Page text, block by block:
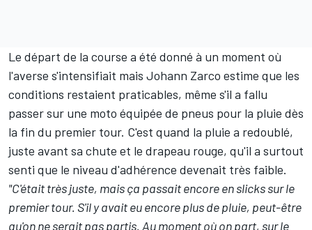
Le départ de la course a été donné à un moment où
l'averse s'intensifiait mais Johann Zarco estime que les
conditions restaient praticables, même s'il a fallu
passer sur une moto équipée de pneus pour la pluie dès
la fin du premier tour. C'est quand la pluie a redoublé,
juste avant sa chute et le drapeau rouge, qu'il a surtout
senti que le niveau d'adhérence devenait très faible.
"C'était très juste, mais ça passait encore en slicks sur le
premier tour. S'il y avait eu encore plus de pluie, peut-être
qu'on ne serait pas partis. Au moment où on part, sur le